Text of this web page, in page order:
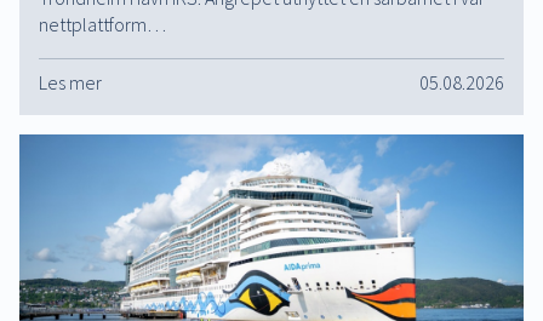
nettplattform…
Les mer 05.08.2026